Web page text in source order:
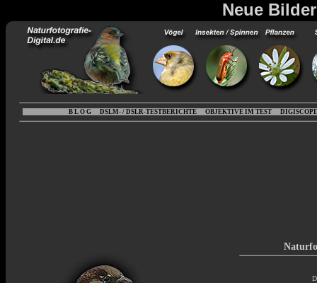
Neue
B L O G DSLM- / DSLR-TESTBERICHTE OBJEKTIVE IM TEST